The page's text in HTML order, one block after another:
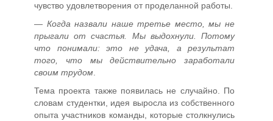
чувство удовлетворения от проделанной работы.
— Когда назвали наше третье место, мы не
прыгали от счастья. Мы выдохнули. Потому
что понимали: это не удача, а результат
того, что мы действительно заработали
своим трудом
Тема проекта также появилась не случайно. По
словам студентки, идея выросла из собственного
опыта участников команды, которые столкнулись